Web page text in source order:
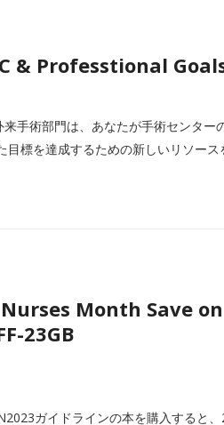
& Professtional
手術部門は、あなたが手術センター
標を達成するための新しいリソース
Month Save
23GB
ガイドラインの本を購入すると、